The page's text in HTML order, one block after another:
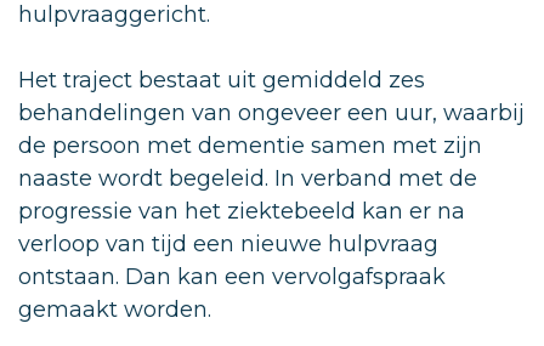
hulpvraaggericht.
Het traject bestaat uit gemiddeld zes
behandelingen van ongeveer een uur, waarbij
de persoon met dementie samen met zijn
naaste wordt begeleid. In verband met de
progressie van het ziektebeeld kan er na
verloop van tijd een nieuwe hulpvraag
ontstaan. Dan kan een vervolgafspraak
gemaakt worden.